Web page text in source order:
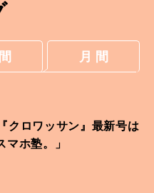
月 間
クロワッサン』最新号は
マホ塾。」